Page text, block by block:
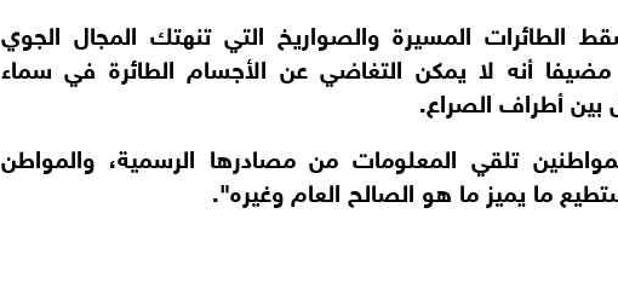
الطائرات المسيرة والصواريخ التي تنهتك المجال الجوي
مضيفا أنه لا يمكن التغاضي عن الأجسام الطائرة في سماء
أطراف الصراع.
تلقي المعلومات من مصادرها الرسمية، والمواطن
ما يميز ما هو الصالح العام وغيره".